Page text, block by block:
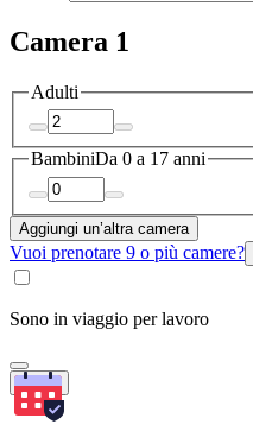
Camera 1
Adulti
BambiniDa 0 a 17 anni
Aggiungi un’altra camera
Vuoi prenotare 9 o più camere?
Sono in viaggio per lavoro
Cerca